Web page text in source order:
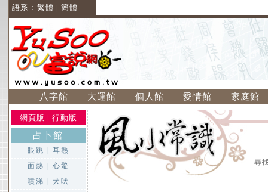
語系： 繁體 | 簡體
八字館 大運館 個人館 愛情館 家庭館
網頁版 | 行動版
占卜館
眼跳
耳熱
面熱
心驚
噴涕
犬吠
尋